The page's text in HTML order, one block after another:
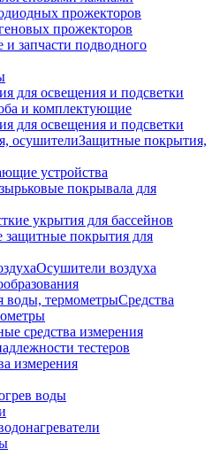
прожекторов
прожекторов
запчасти подводного
для освещения и подсветки
и комплектующие
для освещения и подсветки
Защитные покрытия,
устройства
покрывала для
укрытия для бассейнов
защитные покрытия для
Осушители воздуха
Средства
средства измерения
тестеров
измерения
воды